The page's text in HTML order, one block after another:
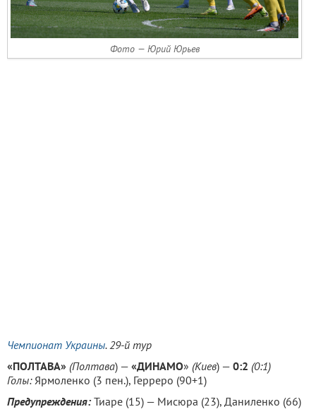
Фото — Юрий Юрьев
Чемпионат Украины. 29-й тур
«ПОЛТАВА» (Полтава) — «ДИНАМО» (Киев) — 0:2 (0:1)
Голы:Ярмоленко (3 пен.), Герреро (90+1)
Предупреждения: Тиаре (15) — Мисюра (23), Даниленко (66)